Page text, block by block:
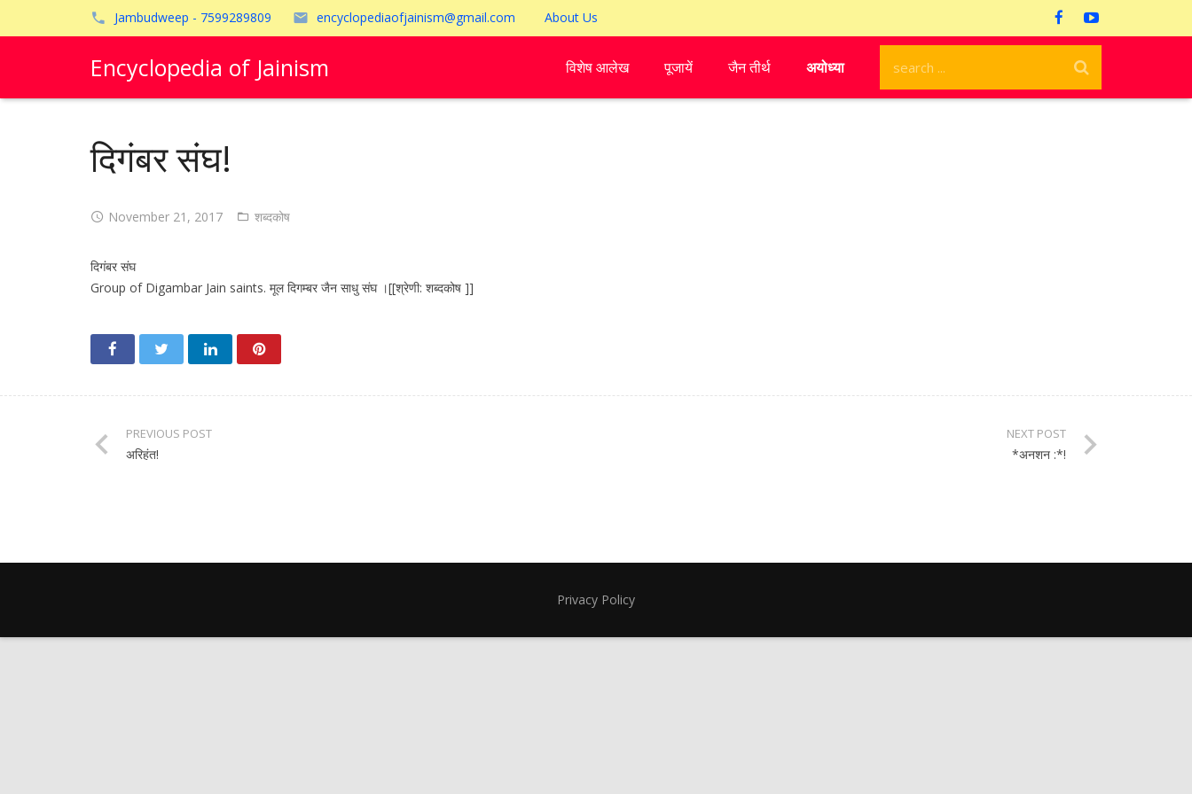
Jambudweep - 7599289809 encyclopediaofjainism@gmail.com About Us
Encyclopedia of Jainism विशेष आलेख पूजायें जैन तीर्थ अयोध्या
दिगंबर संघ!
November 21, 2017 शब्दकोष
दिगंबर संघ
Group of Digambar Jain saints. मूल दिगम्बर जैन साधु संघ ।[[श्रेणी: शब्दकोष ]]
PREVIOUS POST
अरिहंत!
NEXT POST
*अनशन :*!
Privacy Policy